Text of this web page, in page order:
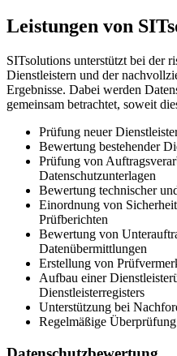
Leistungen von
SITsolutions unterstützt bei der
Dienstleistern und der
Ergebnisse. Dabei werden
gemeinsam betrachtet, soweit
Prüfung neuer
Bewertung bestehender
Prüfung von
Datenschutzunterlagen
Bewertung technischer
Einordnung von
Prüfberichten
Bewertung von
Datenübermittlungen
Erstellung von
Aufbau einer
Dienstleisterregisters
Unterstützung bei
Regelmäßige